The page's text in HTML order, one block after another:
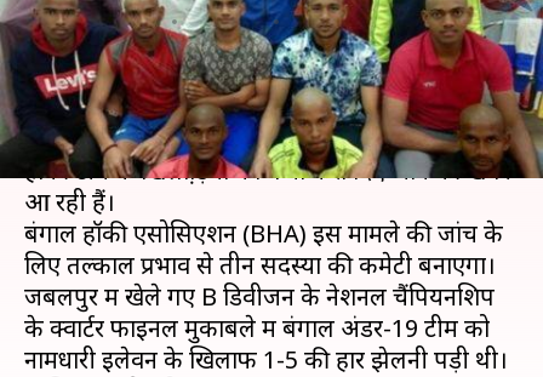
लेखन Neeraj Pandey Jan 22, 2019 07:09 pm
क्या है खबर?
बंगाल में एक मुकाबले में हार झेलने के बाद स्टेट अंडर-19
हॉकी टीम के खिलाड़ि़यों को गंजा करा दिए जाने की खबरें
आ रही हैं।
बंगाल हॉकी एसोसिएशन (BHA) इस मामले की जांच के
लिए तल्काल प्रभाव से तीन सदस्यों की कमेटी बनाएगा।
जबलपुर में खेले गए B डिवीजन के नेशनल चैंपियनशिप
के क्वार्टर फाइनल मुकाबले में बंगाल अंडर-19 टीम को
नामधारी इलेवन के खिलाफ 1-5 की हार झेलनी पड़ी थी।